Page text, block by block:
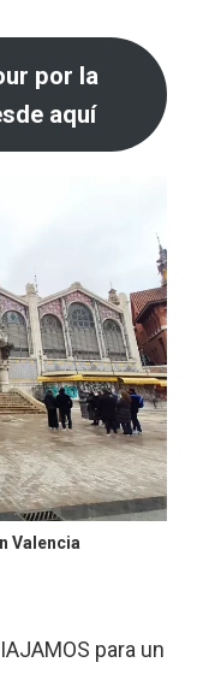
por la
aquí
Valencia
para un